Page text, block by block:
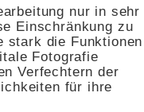
nur in sehr
Einschränkung zu
stark die Funktionen
Fotografie
Verfechtern der
für ihre